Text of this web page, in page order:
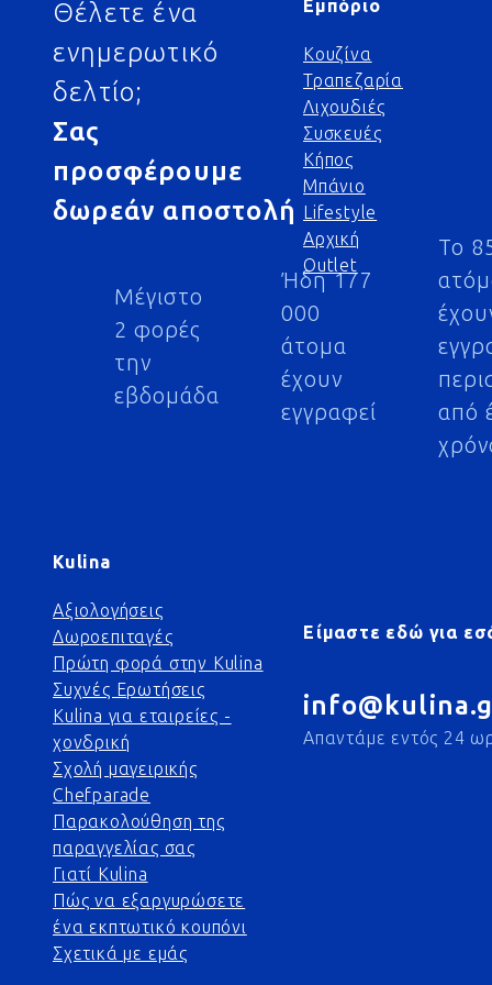
Θέλετε ένα
ενημερωτικό
δελτίο;
Σας
προσφέρουμε
δωρεάν αποστολή
Μέγιστο
2 φορές
την
εβδομάδα
Ήδη 177
000
άτομα
έχουν
εγγραφεί
Το
από
Εμπόριο
Κουζίνα
Τραπεζαρία
Λιχουδιές
Συσκευές
Κήπος
Μπάνιο
Lifestyle
Αρχική
Outlet
Kulina
Αξιολογήσεις
Δωροεπιταγές
Πρώτη φορά στην Kulina
Συχνές Ερωτήσεις
Kulina για εταιρείες -
χονδρική
Σχολή μαγειρικής
Chefparade
Παρακολούθηση της
παραγγελίας σας
Γιατί Kulina
Πώς να εξαργυρώσετε
ένα εκπτωτικό κουπόνι
Σχετικά με εμάς
Είμαστε εδώ για
Απαντάμε εντός 24